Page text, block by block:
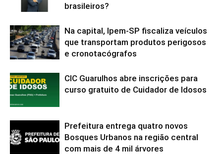
brasileiros?
Na capital, Ipem-SP fiscaliza veículos
que transportam produtos perigosos
e cronotacógrafos
CIC Guarulhos abre inscrições para
curso gratuito de Cuidador de Idosos
Prefeitura entrega quatro novos
Bosques Urbanos na região central
com mais de 4 mil árvores